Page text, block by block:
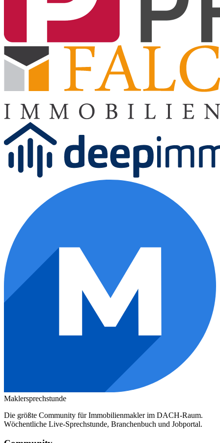
Maklersprechstunde
Die größte Community für Immobilienmakler im DACH-Raum.
Wöchentliche Live-Sprechstunde, Branchenbuch und Jobportal.